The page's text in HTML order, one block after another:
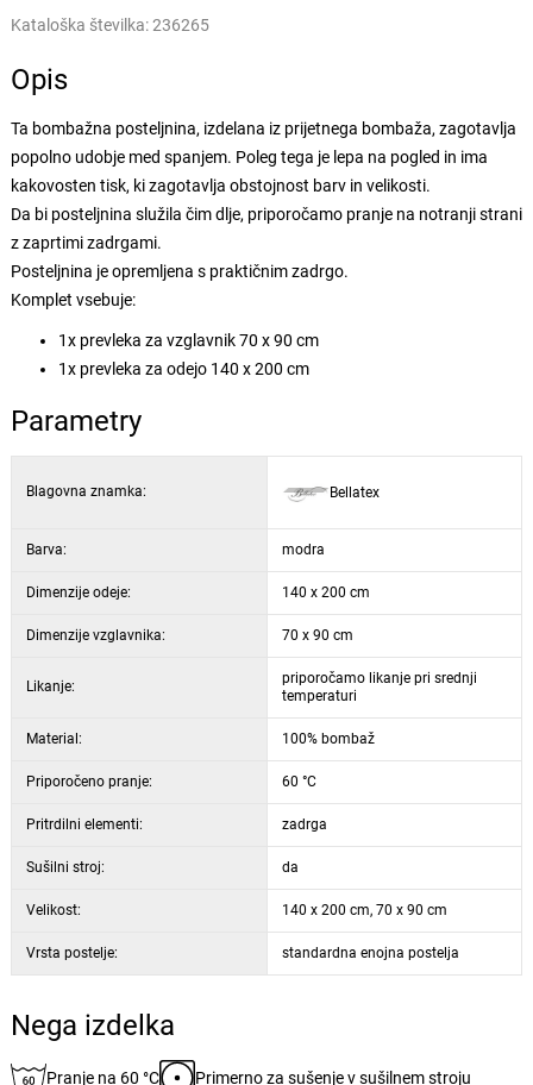
Kataloška številka:236265
Opis
Ta bombažna posteljnina, izdelana iz prijetnega bombaža, zagotavlja
popolno udobje med spanjem. Poleg tega je lepa na pogled in ima
kakovosten tisk, ki zagotavlja obstojnost barv in velikosti.
Da bi posteljnina služila čim dlje, priporočamo pranje na notranji strani
z zaprtimi zadrgami.
Posteljnina je opremljena s praktičnim zadrgo.
Komplet vsebuje:
1x prevleka za vzglavnik 70 x 90 cm
1x prevleka za odejo 140 x 200 cm
Parametry
Blagovna znamka: Bellatex
Barva: modra
Dimenzije odeje: 140 x 200 cm
Dimenzije vzglavnika: 70 x 90 cm
Likanje:
priporočamo likanje pri srednji
temperaturi
Material: 100% bombaž
Priporočeno pranje: 60 °C
Pritrdilni elementi: zadrga
Sušilni stroj: da
Velikost: 140 x 200 cm, 70 x 90 cm
Vrsta postelje: standardna enojna postelja
Nega izdelka
Pranje na 60 °C Primerno za sušenje v sušilnem stroju